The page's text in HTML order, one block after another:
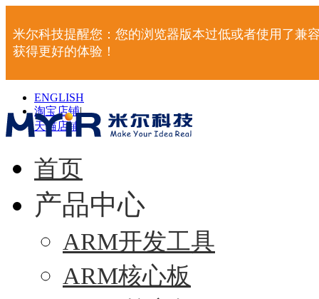
米尔科技提醒您：您的浏览器版本过低或者使用了兼
获得更好的体验！
ENGLISH
淘宝店铺|
天猫店铺 |
首页
产品中心
ARM开发工具
ARM核心板